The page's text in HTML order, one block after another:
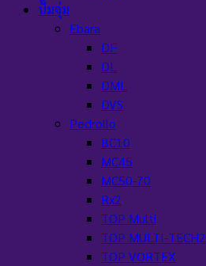
ปั๊มจุ่ม
Ebara
DF
DL
DML
DVS
Pedrollo
BC10
MC45
MC50-70
Rx2
TOP Multi
TOP MULTI-TECH2
TOP VORTEX